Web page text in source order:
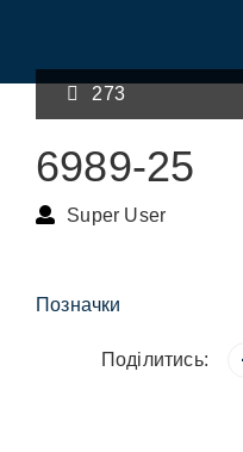
273
6989-25
Super User
Позначки
Поділитись: